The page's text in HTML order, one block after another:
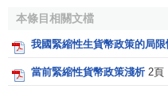
濟運行中的貨幣供應量產生
率的上調只是凍結了部分商
的影響。而且隨著存款準備
本條目相關文檔
我國緊縮性生貨幣政策的局限
當前緊縮性貨幣政策淺析 2頁